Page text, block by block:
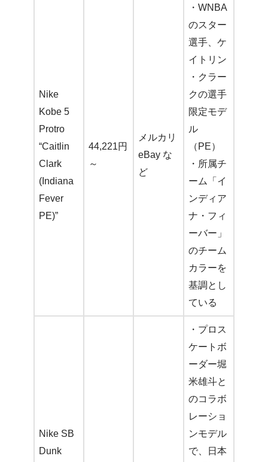
Nike
Kobe 5
Protro
“Caitlin
Clark
(Indiana
Fever
PE)”
44,221円
～
メルカリ
eBay な
ど
・WNBA
のスター
選手、ケ
イトリン
・クラー
クの選手
限定モデ
ル
（PE）
・所属チ
ーム「イ
ンディア
ナ・フィ
ーバー」
のチーム
カラーを
基調とし
ている
Nike SB
Dunk
・プロス
ケートボ
ーダー堀
米雄斗と
のコラボ
レーショ
ンモデル
で、日本